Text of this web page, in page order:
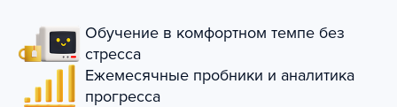
Обучение в комфортном темпе без
стресса
Ежемесячные пробники и аналитика
прогресса